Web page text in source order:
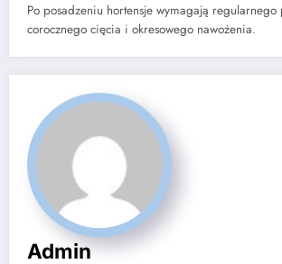
Po posadzeniu hortensje wymagają
corocznego cięcia i okresowego nawożenia.
Admin